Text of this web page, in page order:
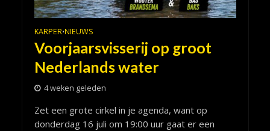
KARPER•NIEUWS
Voorjaarsvisserij op groot
Nederlands water
4 weken geleden
Zet een grote cirkel in je agenda, want op
donderdag 16 juli om 19:00 uur gaat er een